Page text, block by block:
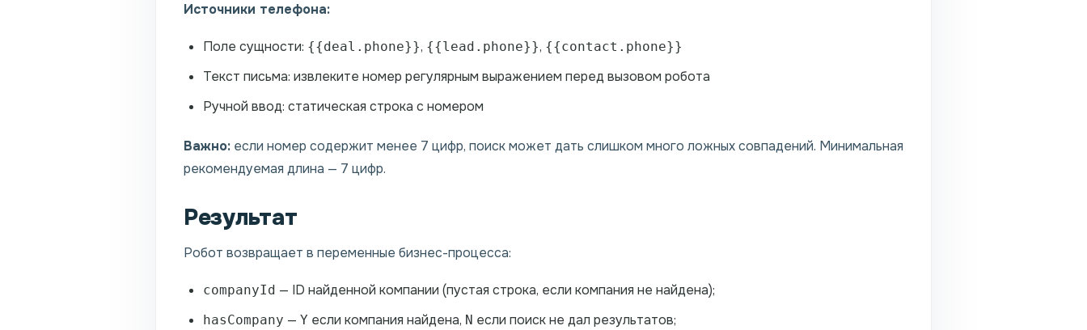
Источники телефона:
Поле сущности: {{deal.phone}}, {{lead.phone}}, {{contact.phone}}
Текст письма: извлеките номер регулярным выражением перед вызовом робота
Ручной ввод: статическая строка с номером
Важно: если номер содержит менее 7 цифр, поиск может дать слишком много ложных совпадений. Минимальная
рекомендуемая длина — 7 цифр.
Результат
Робот возвращает в переменные бизнес-процесса:
companyId — ID найденной компании (пустая строка, если компания не найдена);
hasCompany — Y если компания найдена, N если поиск не дал результатов;